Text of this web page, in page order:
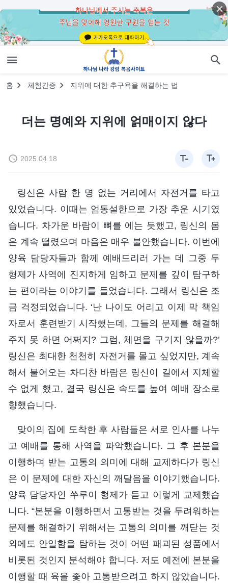
홈 체험간증 지위에 대한 추구욕을 해결하는 법
더는 명예와 지위에 얽매이지 않다
2025.04.18
링신은 사람 한 명 없는 거리에서 자전거를 타고
있었습니다. 이때는 엄동설한으로 가장 추운 시기였
습니다. 차가운 바람이 뼈를 에는 듯했고, 링신의 몸
은 계속 떨렸으며 마음은 매우 불안했습니다. 이번에
양육 담당자들과 함께 예배드리러 가는 데 그중 두
형제가 사역에 진지하게 임하고 문제를 깊이 탐구하
는 편이라는 이야기를 들었습니다. 그래서 링신은 조
금 걱정되었습니다. ‘난 나이도 어리고 이제 막 책임
자로서 훈련받기 시작했는데, 그들의 문제를 해결해
주지 못 하면 어쩌지? 그럼, 체면을 구기지 않을까?’
링신은 최대한 천천히 자전거를 몰고 싶었지만, 계속
해서 불어오는 차디찬 바람은 링신이 길에서 지체할
수 없게 했고, 결국 링신은 속도를 높여 예배 장소로
향했습니다.
맞이의 집에 도착한 후 사람들은 서로 인사를 나누
고 예배를 통해 사역을 파악했습니다. 그 후 본분을
이행하며 받는 고통의 의미에 대해 교제하다가 링신
은 이 문제에 대한 자신의 깨달음을 이야기했습니다.
양육 담당자인 쑤루이 형제가 듣고 이렇게 교제했습
니다. “본분을 이행하면서 고통받는 것을 두려워하는
문제를 해결하기 위해서는 고통의 의미를 깨닫는 것
외에도 안일함을 탐하는 것이 어떤 패괴된 성품에서
비롯된 것인지 분석해야 합니다. 저도 예전에 본분을
이행할 때 육을 좇아 고통받으려고 하지 않았습니다.